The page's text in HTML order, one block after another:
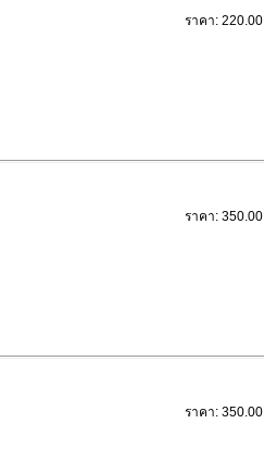
ราคา: 220.00
ราคา: 350.00
ราคา: 350.00